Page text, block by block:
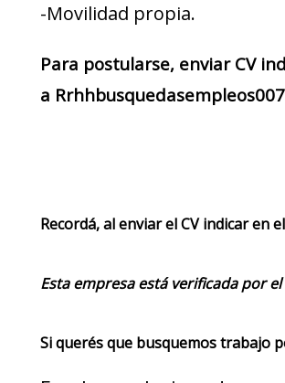
-Movilidad propia.
Para postularse, enviar CV
a
Recordá, al enviar el CV indicar en
Esta empresa está verificada por
Si querés que busquemos trabajo